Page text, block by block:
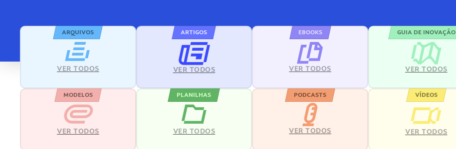
ARQUIVOS
VER TODOS
ARTIGOS
VER TODOS
EBOOKS
VER TODOS
GUIA DE INOVAÇÃO
VER TODOS
MODELOS
VER TODOS
PLANILHAS
VER TODOS
PODCASTS
VER TODOS
VÍDEOS
VER TODOS